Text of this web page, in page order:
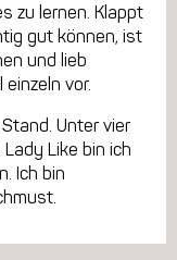
zu lernen. Klappt
gut können, ist
und lieb
vor.
Unter vier
Like bin ich
Ich bin